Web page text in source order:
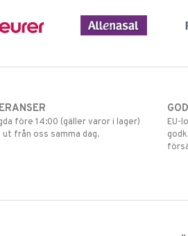
före 14:00 (gäller varor i lager)
från oss samma dag.
EU-